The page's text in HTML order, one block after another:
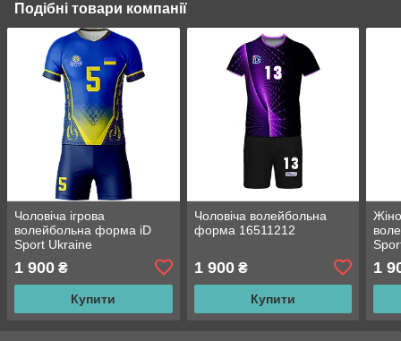
Подібні товари компанії
Чоловіча ігрова
волейбольна форма iD
Sport Ukraine
1 900 ₴
Купити
Чоловіча волейбольна
форма 16511212
1 900₴
Купити
1